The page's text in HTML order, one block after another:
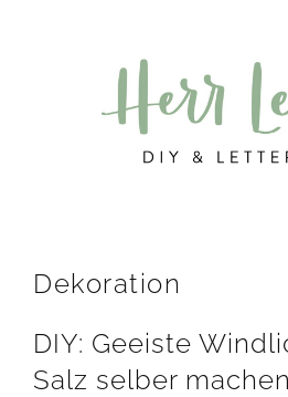
Dekoration
DIY: Geeiste
Salz selber machen